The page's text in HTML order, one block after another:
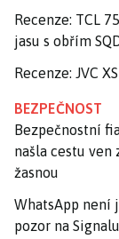
Recenze: TCL
jasu s obřím
Recenze: JVC
BEZPEČNOST
Bezpečnostní
našla cestu
žasnou
WhatsApp není
pozor na Signalu